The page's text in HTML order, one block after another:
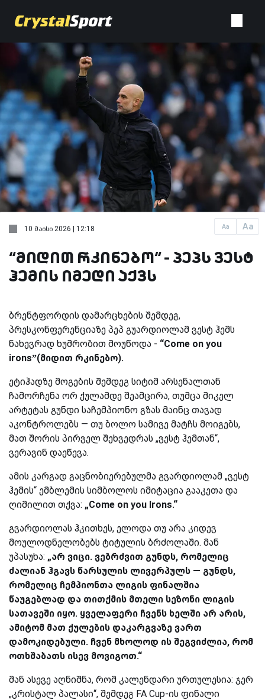
Aa Aa
10 მაისი 2026 | 12:18
“მიდით რკინებო“ - პეპს ვესტ
ჰემის იმედი აქვს
ბრენტფორდის დამარცხების შემდეგ,
პრესკონფერენციაზე პეპ გუარდიოლამ ვესტ ჰემს
ნახევრად ხუმრობით მოუწოდა - “Come on you
irons”(მიდით რკინებო).
ეტიჰადზე მოგების შემდეგ სიტიმ არსენალთან
ჩამორჩენა ორ ქულამდე შეამცირა, თუმცა მიკელ
არტეტას გუნდი საჩემპიონო გზას მაინც თავად
აკონტროლებს — თუ ბოლო სამივე მატჩს მოიგებს,
მათ შორის პირველ შეხვედრას „ვესტ ჰემთან“,
ვერავინ დაეწევა.
ამის კარგად გაცნობიერებულმა გვარდიოლამ „ვესტ
ჰემის“ ემბლემის სიმბოლოს იმიტაცია გააკეთა და
ღიმილით თქვა: „Come on you Irons.“
გვარდიოლას ჰკითხეს, ელოდა თუ არა კიდევ
მოულოდნელობებს ტიტულის ბრძოლაში. მან
უპასუხა: „არ ვიცი. ვებრძვით გუნდს, რომელიც
ძალიან ჰგავს წარსულის ლივერპულს — გუნდს,
რომელიც ჩემპიონთა ლიგის ფინალშია
წაუგებლად და თითქმის მთელი სეზონი ლიგის
სათავეში იყო. ყველაფერი ჩვენს ხელში არ არის,
ამიტომ მათ ქულების დაკარგვაზე ვართ
დამოკიდებული. ჩვენ მხოლოდ ის შეგვიძლია, რომ
ოთხშაბათს ისევ მოვიგოთ.“
მან ასევე აღნიშნა, რომ კალენდარი ურთულესია: ჯერ
„კრისტალ პალასი“, შემდეგ FA Cup-ის ფინალი